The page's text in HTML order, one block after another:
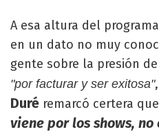
A esa altura del
en un dato no muy
gente sobre la presión
"por facturar y ser exitosa"
Duré remarcó certera que
viene por los shows,